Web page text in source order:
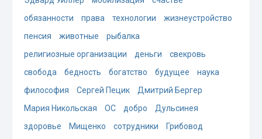
обязанности
права технологии
жизнеустройство
пенсия
животные
рыбалка
религиозные организации
деньги
свекровь
свобода
бедность богатство будущее
наука
философия
Сергей Пецик
Дмитрий Бергер
Мария Никольская
ОС добро
Дульсинея
здоровье
Мищенко сотрудники
Грибовод